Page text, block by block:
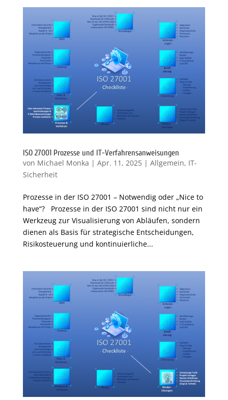
ISO 27001 Prozesse und IT-Verfahrensanweisungen
von Michael Monka | Apr. 11, 2025| Allgemein, IT-
Sicherheit
Prozesse in der ISO 27001 – Notwendig oder „Nice to
have“? Prozesse in der ISO 27001 sind nicht nur ein
Werkzeug zur Visualisierung von Abläufen, sondern
dienen als Basis für strategische Entscheidungen,
Risikosteuerung und kontinuierliche...